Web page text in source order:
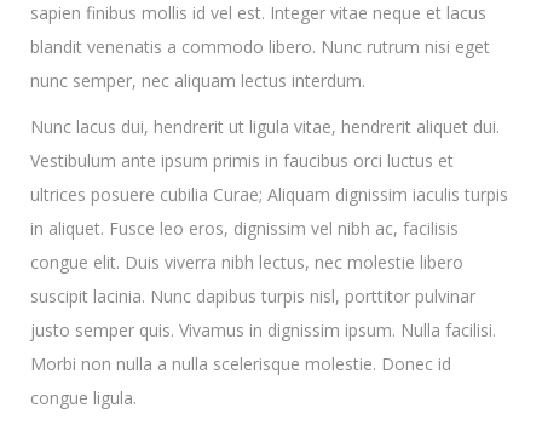
sapien finibus mollis id vel est. Integer vitae neque et lacus
blandit venenatis a commodo libero. Nunc rutrum nisi eget
nunc semper, nec aliquam lectus interdum.
Nunc lacus dui, hendrerit ut ligula vitae, hendrerit aliquet dui.
Vestibulum ante ipsum primis in faucibus orci luctus et
ultrices posuere cubilia Curae; Aliquam dignissim iaculis turpis
in aliquet. Fusce leo eros, dignissim vel nibh ac, facilisis
congue elit. Duis viverra nibh lectus, nec molestie libero
suscipit lacinia. Nunc dapibus turpis nisl, porttitor pulvinar
justo semper quis. Vivamus in dignissim ipsum. Nulla facilisi.
Morbi non nulla a nulla scelerisque molestie. Donec id
congue ligula.